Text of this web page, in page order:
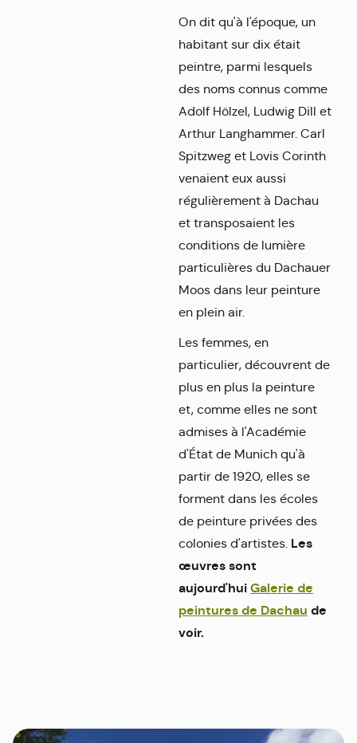
On dit qu'à l'époque, un
habitant sur dix était
peintre, parmi lesquels
des noms connus comme
Adolf Hölzel, Ludwig Dill et
Arthur Langhammer. Carl
Spitzweg et Lovis Corinth
venaient eux aussi
régulièrement à Dachau
et transposaient les
conditions de lumière
particulières du Dachauer
Moos dans leur peinture
en plein air.
Les femmes, en
particulier, découvrent de
plus en plus la peinture
et, comme elles ne sont
admises à l'Académie
d'État de Munich qu'à
partir de 1920, elles se
forment dans les écoles
de peinture privées des
colonies d'artistes. Les
œuvres sont
aujourd'huiGalerie de
peintures de Dachau de
voir.